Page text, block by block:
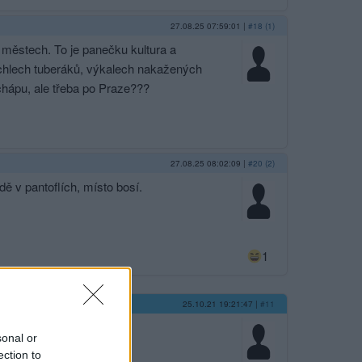
or
to
27.08.25 07:59:01 | #18 (1)
To je panečku kultura a
tuberáků, výkalech nakažených
ale třeba po Praze???
27.08.25 08:02:09 | #20 (2)
v pantoflích, místo bosí.
1
25.10.21 19:21:47 | #11